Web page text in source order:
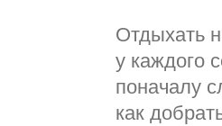
Отдыхать
у каждого
поначалу
как